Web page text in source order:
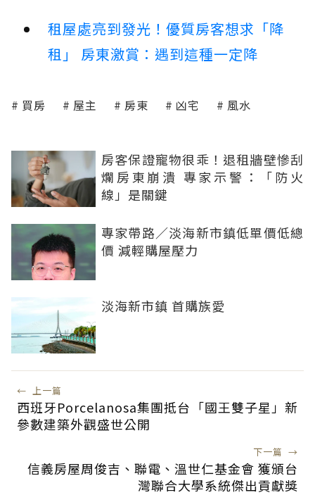
租屋處亮到發光！優質房客想求「降
租」 房東激賞：遇到這種一定降
買房 屋主 房東 凶宅 風水
房客保證寵物很乖！退租牆壁慘刮
爛房東崩潰 專家示警：「防火
線」是關鍵
專家帶路／淡海新市鎮低單價低總
價 減輕購屋壓力
淡海新市鎮 首購族愛
← 上一篇
西班牙Porcelanosa集團抵台「國王雙子星」新
參數建築外觀盛世公開
下一篇 →
信義房屋周俊吉、聯電、溫世仁基金會 獲頒台
灣聯合大學系統傑出貢獻獎